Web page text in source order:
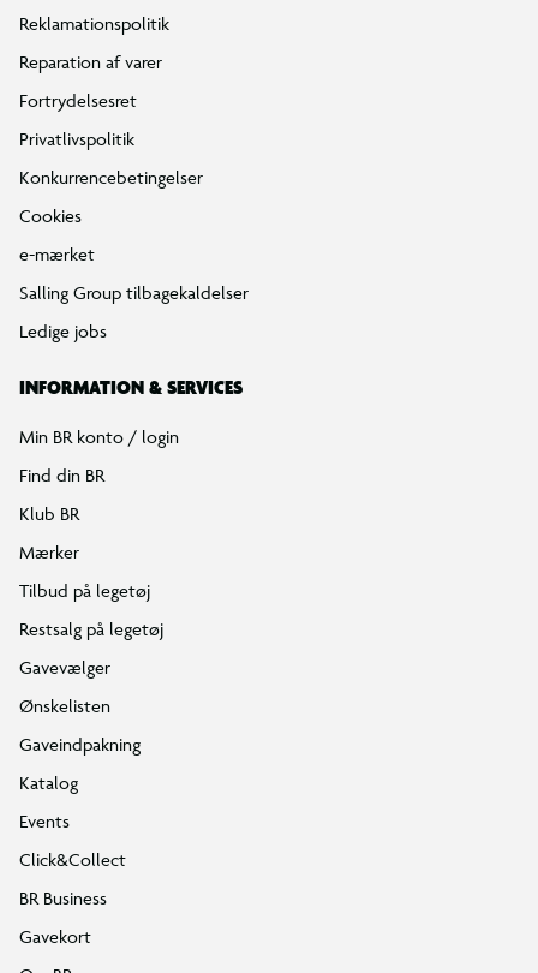
Reklamationspolitik
Reparation af varer
Fortrydelsesret
Privatlivspolitik
Konkurrencebetingelser
Cookies
e-mærket
Salling Group tilbagekaldelser
Ledige jobs
INFORMATION & SERVICES
Min BR konto / login
Find din BR
Klub BR
Mærker
Tilbud på legetøj
Restsalg på legetøj
Gavevælger
Ønskelisten
Gaveindpakning
Katalog
Events
Click&Collect
BR Business
Gavekort